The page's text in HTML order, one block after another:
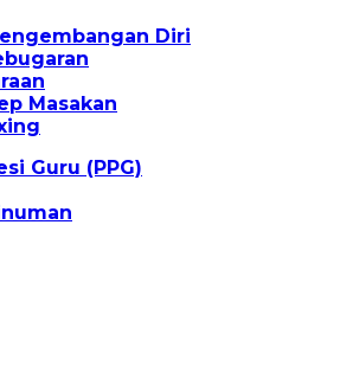
Diri
Masakan
Guru (PPG)